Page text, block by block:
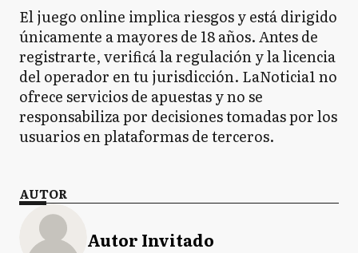
El juego online implica riesgos y está dirigido
únicamente a mayores de 18 años. Antes de
registrarte, verificá la regulación y la licencia
del operador en tu jurisdicción. LaNoticia1 no
ofrece servicios de apuestas y no se
responsabiliza por decisiones tomadas por los
usuarios en plataformas de terceros.
AUTOR
Autor Invitado